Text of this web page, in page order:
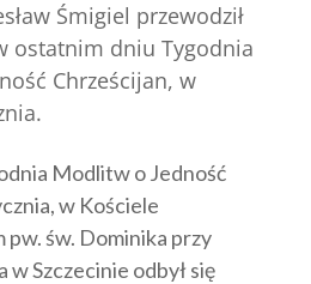
Śmigiel przewodził
ostatnim dniu Tygodnia
Chrześcijan, w
Modlitw o Jedność
w Kościele
pw. św. Dominika przy
Szczecinie odbył się